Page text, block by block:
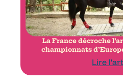
La France décroche
championnats
Lire